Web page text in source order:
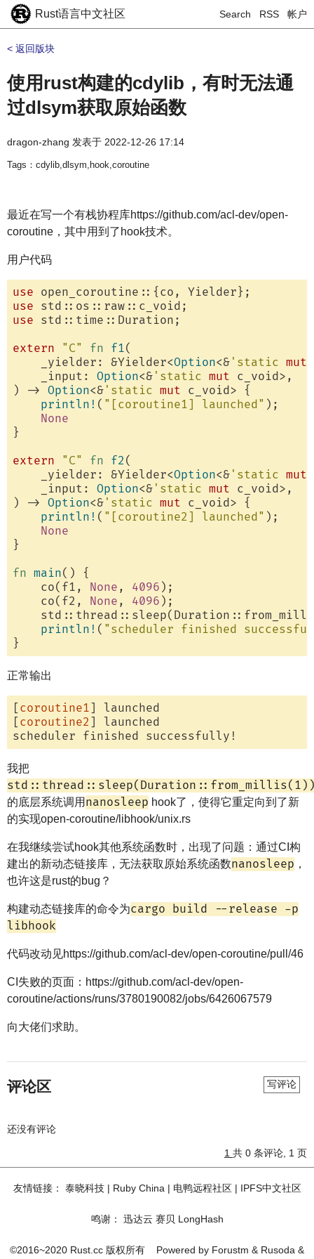
Rust语言中文社区 Search RSS 帐户
< 返回版块
使用rust构建的cdylib，有时无法通
过dlsym获取原始函数
dragon-zhang 发表于 2022-12-26 17:14
Tags：cdylib,dlsym,hook,coroutine
最近在写一个有栈协程库https://github.com/acl-dev/open-
coroutine，其中用到了hook技术。
用户代码
use
use
use std::time::Duration;
extern
"C" fn f1(
    _yielder: &Yielder<
Option<& 'static mut
    _input:
Option<& 'static mut c_void>,
) -> Option<& 'static mut c_void> {
println! ( "[coroutine1] launched" );
None
}
extern
"C" fn f2 (
    _yielder: &Yielder<
Option<& 'static mut
    _input:
Option<& 'static mut c_void>,
) -> Option<& 'static mut c_void> {
println! ( "[coroutine2] launched" );
None
}
fn main() {
    co(f1,
None , 4096 );
    co(f2,
None , 4096 );
println! ( "scheduler finished
正常输出
[ coroutine1 ] launched
[ coroutine2 ] launched
我把
的底层系统调用 nanosleep hook了，使得它重定向到了新
的实现open-coroutine/libhook/unix.rs
在我继续尝试hook其他系统函数时，出现了问题：通过CI构
建出的新动态链接库，无法获取原始系统函数nanosleep ，
也许这是rust的bug？
构建动态链接库的命令为cargo build --release -p
libhook
代码改动见https://github.com/acl-dev/open-coroutine/pull/46
CI失败的页面：https://github.com/acl-dev/open-
coroutine/actions/runs/3780190082/jobs/6426067579
向大佬们求助。
评论区 写评论
还没有评论
1 共 0 条评论, 1 页
友情链接： 泰晓科技| Ruby China | 电鸭远程社区| IPFS中文社区
鸣谢： 迅达云 赛贝 LongHash
©2016~2020 Rust.cc 版权所有 Powered by Forustm & Rusoda &